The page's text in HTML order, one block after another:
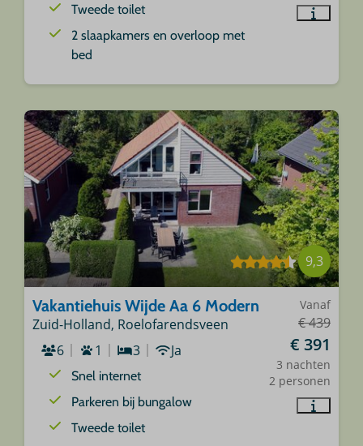
Tweede toilet
2 slaapkamers en overloop met
bed
9,3
Vanaf
€ 439
€ 391
3 nachten
2 personen
Vakantiehuis Wijde Aa 6 Modern
Zuid-Holland, Roelofarendsveen
6
1 3 Ja
Snel internet
Parkeren bij bungalow
Tweede toilet